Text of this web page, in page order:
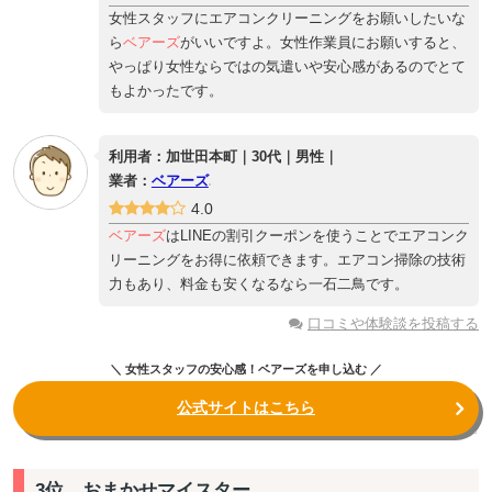
女性スタッフにエアコンクリーニングをお願いしたいな
らベアーズがいいですよ。女性作業員にお願いすると、
やっぱり女性ならではの気遣いや安心感があるのでとて
もよかったです。
利用者：加世田本町｜30代｜男性｜
業者： ベアーズ
4.0
ベアーズはLINEの割引クーポンを使うことでエアコンク
リーニングをお得に依頼できます。エアコン掃除の技術
力もあり、料金も安くなるなら一石二鳥です。
口コミや体験談を投稿する
＼ 女性スタッフの安心感！ベアーズを申し込む ／
公式サイトはこちら